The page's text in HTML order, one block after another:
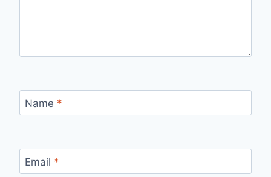
Name *
Email *